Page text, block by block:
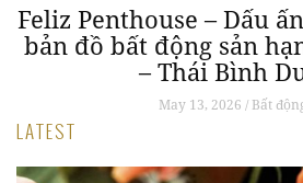
Feliz Penthouse – Dấu
bản đồ bất động sản
– Thái Bình
May 13, 2026 / Bất
LATEST